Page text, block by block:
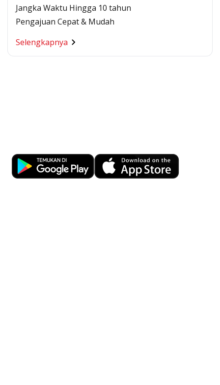
Jangka Waktu Hingga 10 tahun
Pengajuan Cepat & Mudah
Selengkapnya